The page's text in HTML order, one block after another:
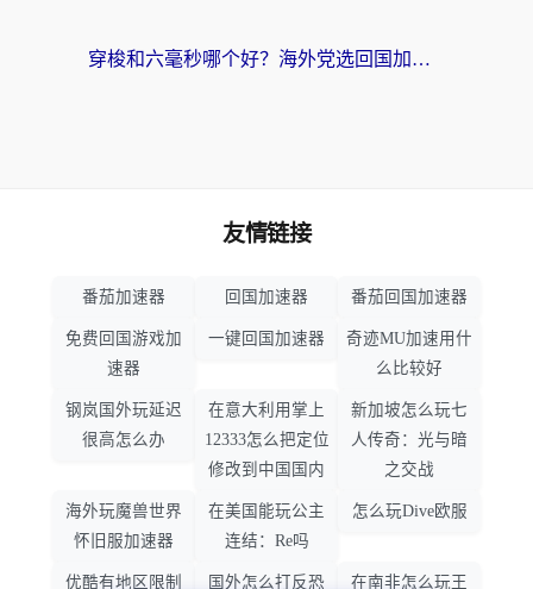
穿梭和六毫秒哪个好？海外党选回国加速器的避坑指南，附番茄加速器实测
友情链接
番茄加速器 回国加速器 番茄回国加速器
免费回国游戏加
速器
一键回国加速器
奇迹MU加速用什
么比较好
钢岚国外玩延迟
很高怎么办
在意大利用掌上
12333怎么把定位
修改到中国国内
新加坡怎么玩七
人传奇：光与暗
之交战
海外玩魔兽世界
怀旧服加速器
在美国能玩公主
连结：Re吗
怎么玩Dive欧服
优酷有地区限制 国外怎么打反恐 在南非怎么玩王